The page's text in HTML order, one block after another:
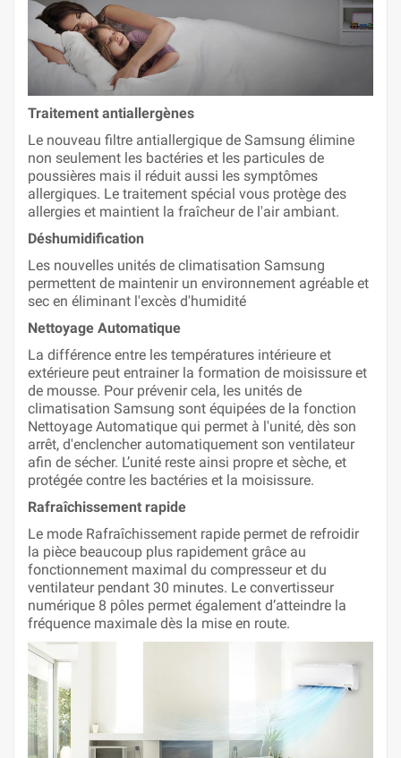
Traitement antiallergènes
Le nouveau filtre antiallergique de Samsung élimine
non seulement les bactéries et les particules de
poussières mais il réduit aussi les symptômes
allergiques. Le traitement spécial vous protège des
allergies et maintient la fraîcheur de l'air ambiant.
Déshumidification
Les nouvelles unités de climatisation Samsung
permettent de maintenir un environnement agréable et
sec en éliminant l'excès d'humidité
Nettoyage Automatique
La différence entre les températures intérieure et
extérieure peut entrainer la formation de moisissure et
de mousse. Pour prévenir cela, les unités de
climatisation Samsung sont équipées de la fonction
Nettoyage Automatique qui permet à l'unité, dès son
arrêt, d'enclencher automatiquement son ventilateur
afin de sécher. L’unité reste ainsi propre et sèche, et
protégée contre les bactéries et la moisissure.
Rafraîchissement rapide
Le mode Rafraîchissement rapide permet de refroidir
la pièce beaucoup plus rapidement grâce au
fonctionnement maximal du compresseur et du
ventilateur pendant 30 minutes. Le convertisseur
numérique 8 pôles permet également d’atteindre la
fréquence maximale dès la mise en route.